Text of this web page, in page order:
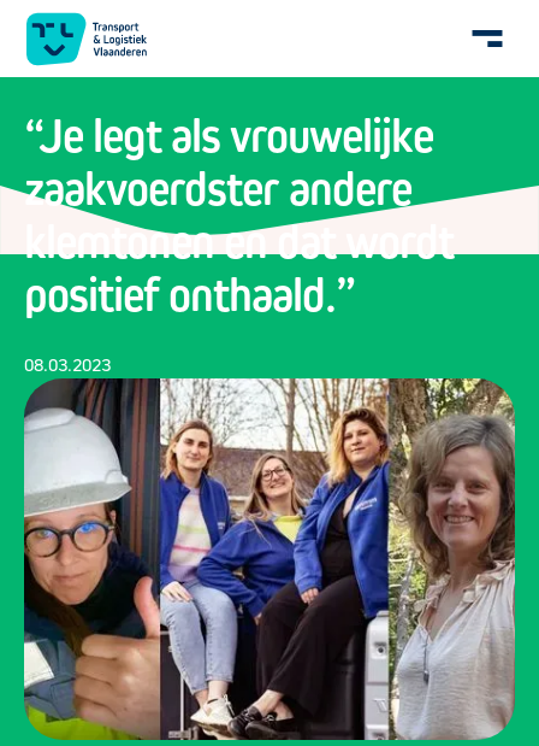
“Je legt als vrouwelijke
zaakvoerdster andere
klemtonen en dat wordt
positief onthaald.”
08.03.2023